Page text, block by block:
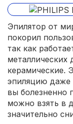
Эпилятор от
покорил
так как
металлических
керамические.
эпиляцию даже
вы болезненно
можно взять в
значительно